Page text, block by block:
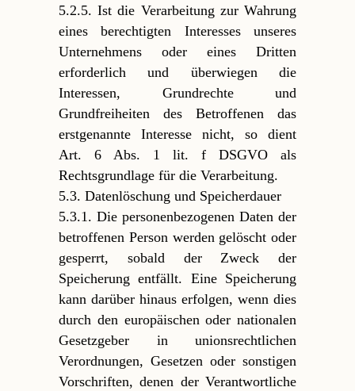
5.2.5. Ist die Verarbeitung zur Wahrung
eines berechtigten Interesses unseres
Unternehmens oder eines Dritten
erforderlich und überwiegen die
Interessen, Grundrechte und
Grundfreiheiten des Betroffenen das
erstgenannte Interesse nicht, so dient
Art. 6 Abs. 1 lit. f DSGVO als
Rechtsgrundlage für die Verarbeitung.
5.3. Datenlöschung und Speicherdauer
5.3.1. Die personenbezogenen Daten der
betroffenen Person werden gelöscht oder
gesperrt, sobald der Zweck der
Speicherung entfällt. Eine Speicherung
kann darüber hinaus erfolgen, wenn dies
durch den europäischen oder nationalen
Gesetzgeber in unionsrechtlichen
Verordnungen, Gesetzen oder sonstigen
Vorschriften, denen der Verantwortliche